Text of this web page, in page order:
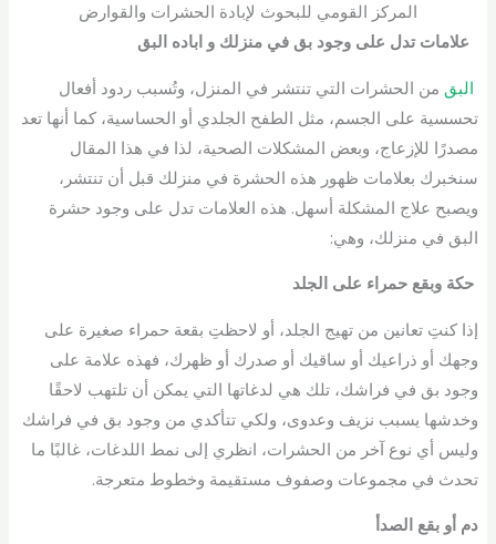
المركز القومي للبحوث لإبادة الحشرات والقوارض
علامات تدل على وجود بق في منزلك و اباده البق
البق من الحشرات التي تنتشر في المنزل، وتُسبب ردود أفعال
تحسسية على الجسم، مثل الطفح الجلدي أو الحساسية، كما أنها تعد
مصدرًا للإزعاج، وبعض المشكلات الصحية، لذا في هذا المقال
سنخبرك بعلامات ظهور هذه الحشرة في منزلك قبل أن تنتشر،
ويصبح علاج المشكلة أسهل. هذه العلامات تدل على وجود حشرة
البق في منزلك، وهي:
حكة وبقع حمراء على الجلد
إذا كنتِ تعانين من تهيج الجلد، أو لاحظتِ بقعة حمراء صغيرة على
وجهك أو ذراعيك أو ساقيك أو صدرك أو ظهرك، فهذه علامة على
وجود بق في فراشك، تلك هي لدغاتها التي يمكن أن تلتهب لاحقًا
وخدشها يسبب نزيف وعدوى، ولكي تتأكدي من وجود بق في فراشك
وليس أي نوع آخر من الحشرات، انظري إلى نمط اللدغات، غالبًا ما
تحدث في مجموعات وصفوف مستقيمة وخطوط متعرجة.
دم أو بقع الصدأ